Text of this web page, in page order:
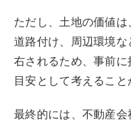
ただし、土地の価値は
道路付け、周辺環境
右されるため、事前
目安として考えること
最終的には、不動産